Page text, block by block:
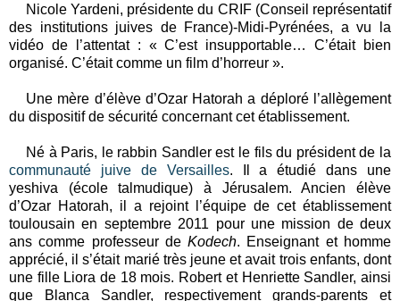
Nicole Yardeni, présidente du CRIF (Conseil représentatif
des institutions juives de France)-Midi-Pyrénées, a vu la
vidéo de l’attentat : « C’est insupportable… C’était bien
organisé. C’était comme un film d’horreur ».
Une mère d’élève d’Ozar Hatorah a déploré l’allègement
du dispositif de sécurité concernant cet établissement.
Né à Paris, le rabbin Sandler est le fils du président de la
communauté juive de Versailles. Il a étudié dans une
yeshiva (école talmudique) à Jérusalem. Ancien élève
d’Ozar Hatorah, il a rejoint l’équipe de cet établissement
toulousain en septembre 2011 pour une mission de deux
ans comme professeur deKodech. Enseignant et homme
apprécié, il s’était marié très jeune et avait trois enfants, dont
une fille Liora de 18 mois. Robert et Henriette Sandler, ainsi
que Blanca Sandler, respectivement grands-parents et